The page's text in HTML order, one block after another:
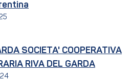
SOCIETA' COOPERATIVA
RIVA DEL GARDA